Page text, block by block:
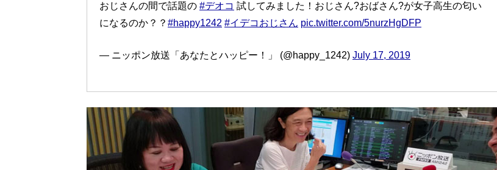
おじさんの間で話題の #デオコ 試してみました！おじさん?おばさん?が女子高生の匂い
になるのか？？ #happy1242 #イデコおじさん pic.twitter.com/5nurzHgDFP
— ニッポン放送「あなたとハッピー！」 (@happy_1242) July 17, 2019